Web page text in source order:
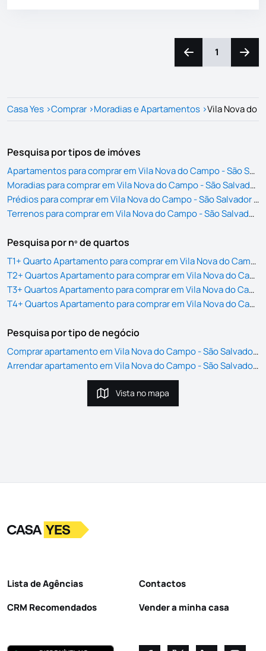
Navegação para a
1
Casa Yes >Comprar >Moradias e Apartamentos >Vila Nova do
Pesquisa por tipos de imóves
Apartamentos para comprar em Vila Nova do Campo - São Salvador do Campo
Moradias para comprar em Vila Nova do Campo - São Salvador do Campo
Prédios para comprar em Vila Nova do Campo - São Salvador do Campo
Terrenos para comprar em Vila Nova do Campo - São Salvador do Campo
Pesquisa por nº de quartos
T1+ Quarto Apartamento para comprar em Vila Nova do Campo - São Salvador do Campo
T2+ Quartos Apartamento para comprar em Vila Nova do Campo - São Salvador do Campo
T3+ Quartos Apartamento para comprar em Vila Nova do Campo - São Salvador do Campo
T4+ Quartos Apartamento para comprar em Vila Nova do Campo - São Salvador do Campo
Pesquisa por tipo de negócio
Comprar apartamento em Vila Nova do Campo - São Salvador do Campo
Arrendar apartamento em Vila Nova do Campo - São Salvador do Campo
Vista no mapa
Vista no mapa
LogoIr para a homepage
Lista de Agências
CRM Recomendados
Contactos
Vender a minha casa